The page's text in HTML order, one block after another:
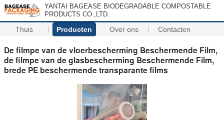
YANTAI BAGEASE BIODEGRADABLE COMPOSTABLE
PRODUCTS CO.,LTD.
Thuis Producten Over ons Contacten
De filmpe van de vloerbescherming Beschermende Film,
de filmpe van de glasbescherming Beschermende Film,
brede PE beschermende transparante films